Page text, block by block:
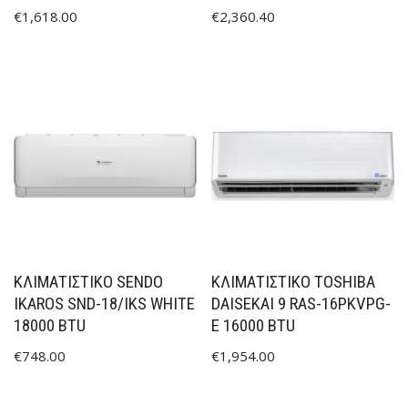
€1,618.00 €2,360.40
ΚΛΙΜΑΤΙΣΤΙΚΟ SENDO
IKAROS SND-18/IKS WHITE
18000 BTU
€748.00
ΚΛΙΜΑΤΙΣΤΙΚΟ TOSHIBA
DAISEKAI 9 RAS-16PKVPG-
E 16000 BTU
€1,954.00